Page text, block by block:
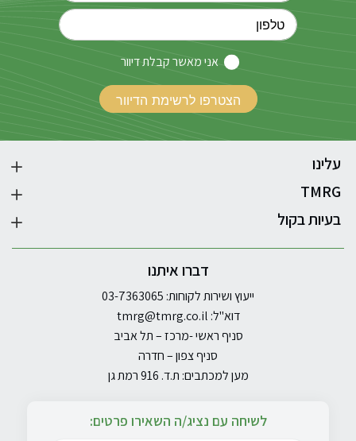
אני מאשר קבלת דיוור
עלינו
TMRG
בעיות בקול
דברו איתנו
ייעוץ ושירות לקוחות: 03-7363065
דוא"ל: tmrg@tmrg.co.il
סניף ראשי -מרכז – תל אביב
סניף צפון – חדרה
מען למכתבים: ת.ד. 916 רמת גן
לשיחה עם נציג/ה השאירו פרטים: